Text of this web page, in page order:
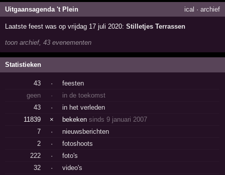
Uitgaansagenda 't Plein ical · archief
Laatste feest was op vrijdag 17 juli 2020:Stilletjes Terrassen
toon archief, 43 evenementen
Statistieken
43 ·
feesten
geen
·
in de toekomst
43
·
in het verleden
11839
× bekekensinds 9 januari 2007
7
·
nieuwsberichten
2
·
fotoshoots
222
·
foto's
32
·
video's